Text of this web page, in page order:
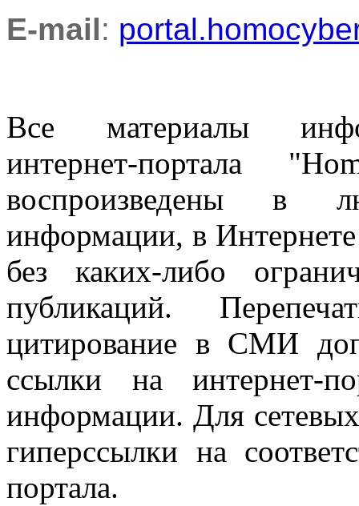
E-mail:
Все материалы
интернет-портала
воспроизведены в
информации, в
без каких-либо
публикаций.
цитирование в СМИ
ссылки на интернет-
информации. Для
гиперссылки на
портала.